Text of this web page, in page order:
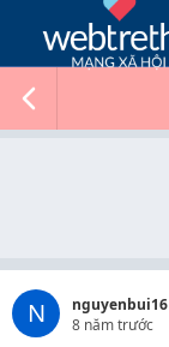
N
nguyenbui16
8 năm trước